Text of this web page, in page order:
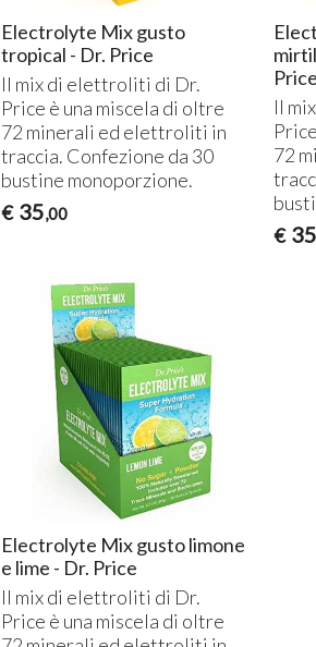
Electrolyte Mix gusto
tropical - Dr. Price
Il mix di elettroliti di Dr.
Price è una miscela di oltre
72 minerali ed elettroliti in
traccia. Confezione da 30
bustine monoporzione.
€ 35,00
Price
Il
72
€ 35
Electrolyte Mix gusto limone
e lime - Dr. Price
Il mix di elettroliti di Dr.
Price è una miscela di oltre